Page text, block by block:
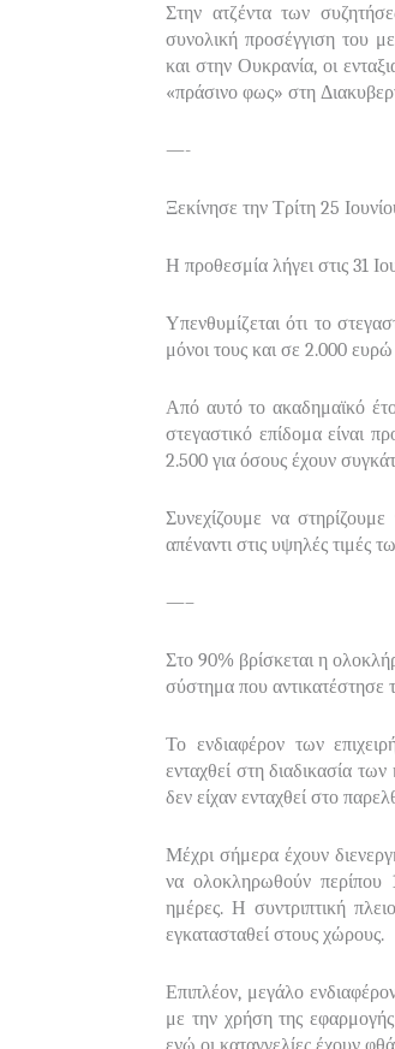
Στην ατζέντα των
συνολική προσέγγιση του
και στην Ουκρανία, οι
«πράσινο φως» στη
—-
Ξεκίνησε την Τρίτη 25
Η προθεσμία λήγει στις 31
Υπενθυμίζεται ότι το
μόνοι τους και σε 2.000
Από αυτό το ακαδημαϊκό
στεγαστικό επίδομα είναι
2.500 για όσους έχουν
Συνεχίζουμε να
απέναντι στις υψηλές τιμές
—–
Στο 90% βρίσκεται η
σύστημα που
Το ενδιαφέρον των
ενταχθεί στη διαδικασία
δεν είχαν ενταχθεί στο
Μέχρι σήμερα έχουν
να ολοκληρωθούν περίπου
ημέρες. Η συντριπτική
εγκατασταθεί στους χώρους.
Επιπλέον, μεγάλο
με την χρήση της